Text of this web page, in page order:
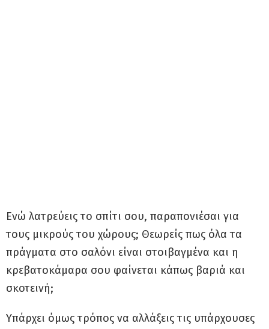
Ενώ λατρεύεις το σπίτι σου, παραπονιέσαι για
τους μικρούς του χώρους; Θεωρείς πως όλα τα
πράγματα στο σαλόνι είναι στοιβαγμένα και η
κρεβατοκάμαρα σου φαίνεται κάπως βαριά και
σκοτεινή;
Υπάρχει όμως τρόπος να αλλάξεις τις υπάρχουσες